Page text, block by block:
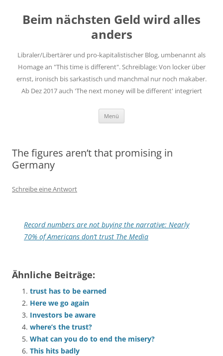
springen
Beim nächsten Geld wird alles
anders
Libraler/Libertärer und pro-kapitalistischer Blog, umbenannt als
Homage an "This time is different". Schreiblage: Von locker über
ernst, ironisch bis sarkastisch und manchmal nur noch makaber.
Ab Dez 2017 auch 'The next money will be different' integriert
Menü
The figures aren’t that promising in
Germany
Schreibe eine Antwort
Record numbers are not buying the narrative: Nearly
70% of Americans don’t trust The Media
Ähnliche Beiträge:
trust has to be earned
Here we go again
Investors be aware
where’s the trust?
What can you do to end the misery?
This hits badly